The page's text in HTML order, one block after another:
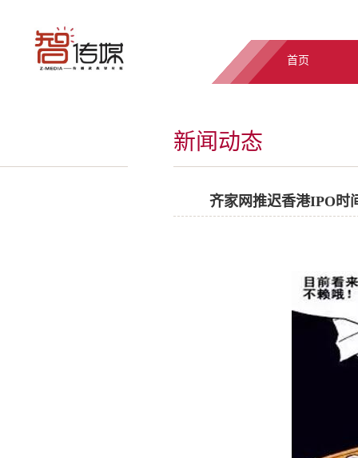
首页
新闻动态
齐家网推迟香港IPO时